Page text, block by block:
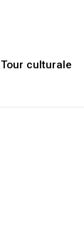
Tour culturale